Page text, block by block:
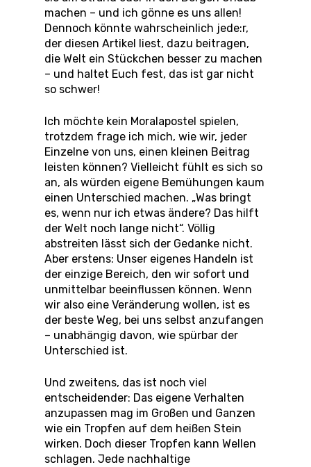
machen – und ich gönne es uns allen!
Dennoch könnte wahrscheinlich jede:r,
der diesen Artikel liest, dazu beitragen,
die Welt ein Stückchen besser zu machen
– und haltet Euch fest, das ist gar nicht
so schwer!
Ich möchte kein Moralapostel spielen,
trotzdem frage ich mich, wie wir, jeder
Einzelne von uns, einen kleinen Beitrag
leisten können? Vielleicht fühlt es sich so
an, als würden eigene Bemühungen kaum
einen Unterschied machen. „Was bringt
es, wenn nur ich etwas ändere? Das hilft
der Welt noch lange nicht“. Völlig
abstreiten lässt sich der Gedanke nicht.
Aber erstens: Unser eigenes Handeln ist
der einzige Bereich, den wir sofort und
unmittelbar beeinflussen können. Wenn
wir also eine Veränderung wollen, ist es
der beste Weg, bei uns selbst anzufangen
– unabhängig davon, wie spürbar der
Unterschied ist.
Und zweitens, das ist noch viel
entscheidender: Das eigene Verhalten
anzupassen mag im Großen und Ganzen
wie ein Tropfen auf dem heißen Stein
wirken. Doch dieser Tropfen kann Wellen
schlagen. Jede nachhaltige